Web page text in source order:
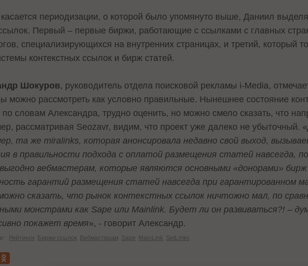
периодизации, о которой было упомянуто выше, Даниил
Первый – первые биржи, работающие с ссылками с главных
специализирующихся на внутренних страницах, и третий, который
контекстных ссылок и бирж статей.
Шокуров, руководитель отдела поисковой рекламы i-Media,
можно рассмотреть как условно правильные. Нынешнее состояние
по словам Александра, трудно оценить, но можно смело сказать, что
рассматривая Seozavr, видим, что проект уже далеко не убыточный. «
та же miralinks, которая анонсировала недавно свой выход,
в правильности подхода с оплатой размещения статей навсегда,
вебмастерам, которые являются основными «донорами»
гарантий размещения статей навсегда при гарантированном
сказать, что рынок контекстных ссылок ничтожно мал, по
монстрами как Sape или Mainlink. Будет ли он развиваться?! –
покажет время», - говорит Александр.
Рейтинги Биржи ссылок Вебмастерам Sape MainLink SetLinks